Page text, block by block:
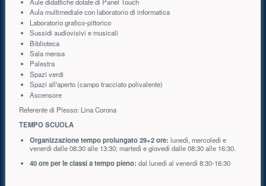
Aula multimediale con laboratorio di informatica
Laboratorio grafico-pittorico
Sussidi audiovisivi e musicali
Biblioteca
Sala mensa
Palestra
Spazi verdi
Spazi all'aperto (campo tracciato polivalente)
Ascensore
Referente di Plesso: Lina Corona
TEMPO SCUOLA
Organizzazione tempo prolungato 29+2 ore: lunedì, mercoledì e
venerdì dalle 08:30 alle 13:30; martedì e giovedì dalle 08:30 alle 16:30.
40 ore per le classi a tempo pieno: dal lunedì al venerdì 8:30-16:30